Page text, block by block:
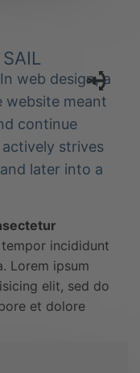
web design, a
website meant
continue
strives
later into a
incididunt
Lorem ipsum
elit, sed do
et dolore